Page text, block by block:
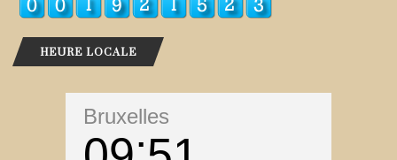
HEURE LOCALE
Bruxelles